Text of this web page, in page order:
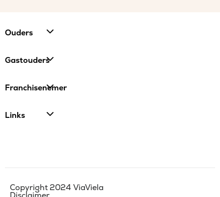
Ouders
Gastouders
Franchisenemer
Links
Copyright 2024 ViaViela